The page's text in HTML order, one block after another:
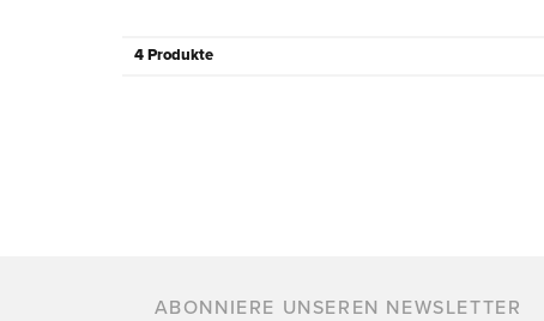
4 Produkte
ABONNIERE UNSEREN NEWSLETTER